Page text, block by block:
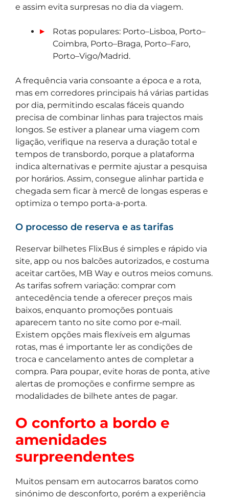
e assim evita surpresas no dia da viagem.
Rotas populares: Porto–Lisboa, Porto–
Coimbra, Porto–Braga, Porto–Faro,
Porto–Vigo/Madrid.
A frequência varia consoante a época e a rota,
mas em corredores principais há várias partidas
por dia, permitindo escalas fáceis quando
precisa de combinar linhas para trajectos mais
longos. Se estiver a planear uma viagem com
ligação, verifique na reserva a duração total e
tempos de transbordo, porque a plataforma
indica alternativas e permite ajustar a pesquisa
por horários. Assim, consegue alinhar partida e
chegada sem ficar à mercê de longas esperas e
optimiza o tempo porta-a-porta.
O processo de reserva e as tarifas
Reservar bilhetes FlixBus é simples e rápido via
site, app ou nos balcões autorizados, e costuma
aceitar cartões, MB Way e outros meios comuns.
As tarifas sofrem variação: comprar com
antecedência tende a oferecer preços mais
baixos, enquanto promoções pontuais
aparecem tanto no site como por e‑mail.
Existem opções mais flexíveis em algumas
rotas, mas é importante ler as condições de
troca e cancelamento antes de completar a
compra. Para poupar, evite horas de ponta, ative
alertas de promoções e confirme sempre as
modalidades de bilhete antes de pagar.
O conforto a bordo e
amenidades
surpreendentes
Muitos pensam em autocarros baratos como
sinónimo de desconforto, porém a experiência